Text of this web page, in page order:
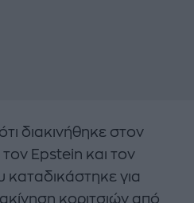
διακινήθηκε στον
Epstein και τον
για
κοριτσιών από